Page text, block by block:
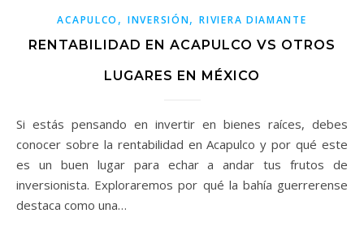
ACAPULCO ,INVERSIÓN,RIVIERA DIAMANTE
RENTABILIDAD EN ACAPULCO VS OTROS
LUGARES EN MÉXICO
Si estás pensando en invertir en bienes raíces, debes
conocer sobre la rentabilidad en Acapulco y por qué este
es un buen lugar para echar a andar tus frutos de
inversionista. Exploraremos por qué la bahía guerrerense
destaca como una…